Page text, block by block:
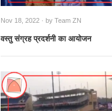
Nov 18, 2022 · by Team ZN
वस्तु संग्रह प्रदर्शनी का आयोजन